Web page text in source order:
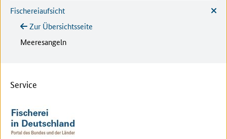
Fischereiaufsicht
Zur Übersichtsseite
Meeresangeln
Service